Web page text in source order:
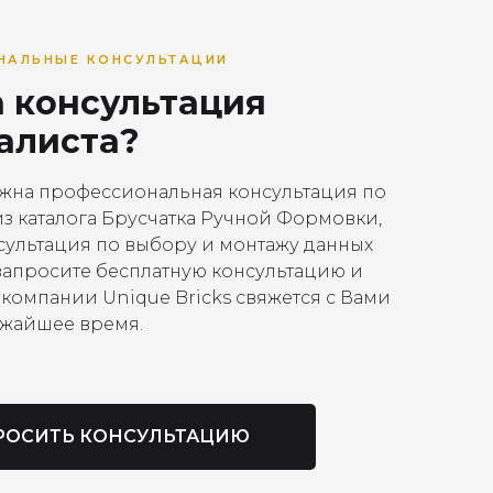
КОНСУЛЬТАЦИИ
профессиональная консультация по
каталога Брусчатка Ручной Формовки,
по выбору и монтажу данных
бесплатную консультацию и
Unique Bricks свяжется с Вами
время.
КОНСУЛЬТАЦИЮ